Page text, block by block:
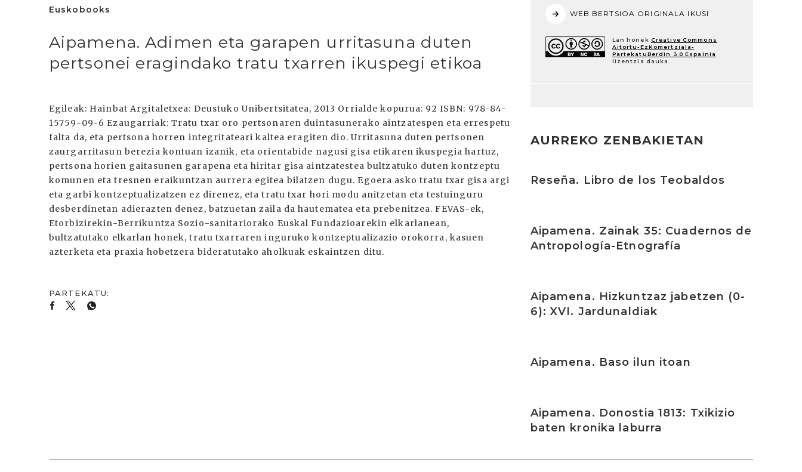
Euskobooks
Aipamena. Adimen eta garapen urritasuna duten
pertsonei eragindako tratu txarren ikuspegi etikoa
Egileak: Hainbat Argitaletxea: Deustuko Unibertsitatea, 2013 Orrialde kopurua: 92 ISBN: 978-84-
15759-09-6 Ezaugarriak: Tratu txar oro pertsonaren duintasunerako aintzatespen eta errespetu
falta da, eta pertsona horren integritateari kaltea eragiten dio. Urritasuna duten pertsonen
zaurgarritasun berezia kontuan izanik, eta orientabide nagusi gisa etikaren ikuspegia hartuz,
pertsona horien gaitasunen garapena eta hiritar gisa aintzatestea bultzatuko duten kontzeptu
komunen eta tresnen eraikuntzan aurrera egitea bilatzen dugu. Egoera asko tratu txar gisa argi
eta garbi kontzeptualizatzen ez direnez, eta tratu txar hori modu anitzetan eta testuinguru
desberdinetan adierazten denez, batzuetan zaila da hautematea eta prebenitzea. FEVAS-ek,
Etorbizirekin-Berrikuntza Sozio-sanitariorako Euskal Fundazioarekin elkarlanean,
bultzatutako elkarlan honek, tratu txarraren inguruko kontzeptualizazio orokorra, kasuen
azterketa eta praxia hobetzera bideratutako aholkuak eskaintzen ditu.
WEB BERTSIOA ORIGINALA IKUSI
Lan honek Creative Commons
Aitortu-EzKomertziala-
PartekatuBerdin 3.0 Espainia
lizentzia dauka.
AURREKO ZENBAKIETAN
Reseña. Libro de los Teobaldos
Aipamena. Zainak 35: Cuadernos de
Antropología-Etnografía
Aipamena. Hizkuntzaz jabetzen (0-
6): XVI. Jardunaldiak
Aipamena. Baso ilun itoan
Aipamena. Donostia 1813: Txikizio
baten kronika laburra